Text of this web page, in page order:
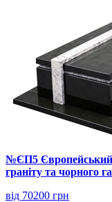
№ЄП5 Європейський
граніту та чорного
від 70200 грн